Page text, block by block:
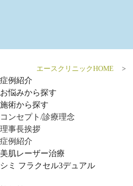
エースクリニックHOME
症例紹介
お悩みから探す
施術から探す
コンセプト/診療理念
理事長挨拶
症例紹介
美肌レーザー治療
シミ フラクセル3デュアル